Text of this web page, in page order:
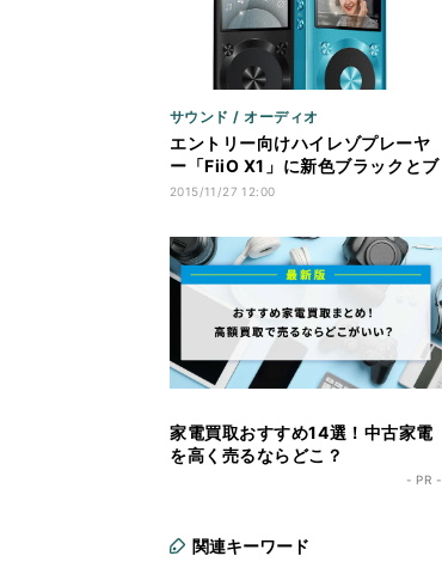
サウンド / オーディオ
エントリー向けハイレゾプレーヤ
ー「FiiO X1」に新色ブラックとブ
ルー登場
2015/11/27 12:00
家電買取おすすめ14選！中古家電
を高く売るならどこ？
- PR -
関連キーワード